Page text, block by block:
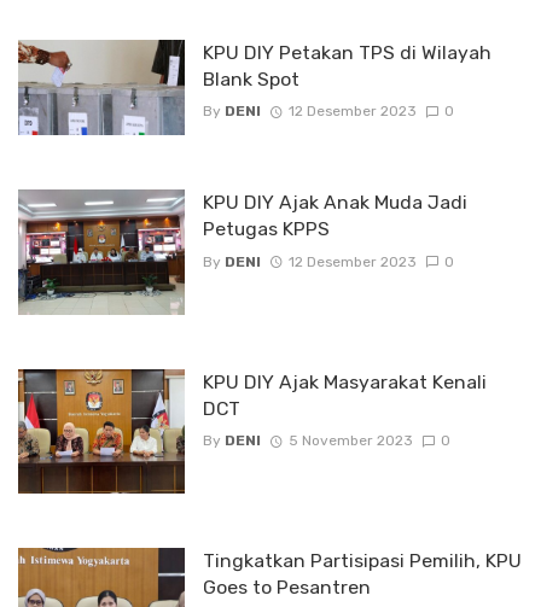
KPU DIY Petakan TPS di Wilayah
Blank Spot
By DENI 12 Desember 2023 0
KPU DIY Ajak Anak Muda Jadi
Petugas KPPS
By DENI 12 Desember 2023 0
KPU DIY Ajak Masyarakat Kenali
DCT
By DENI 5 November 2023 0
Tingkatkan Partisipasi Pemilih, KPU
Goes to Pesantren